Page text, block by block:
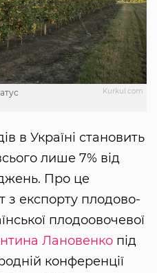
Kurkul.com
в Україні становить
лише 7% від
Про це
з експорту плодово-
плодоовочевої
Лановенко під
конференції